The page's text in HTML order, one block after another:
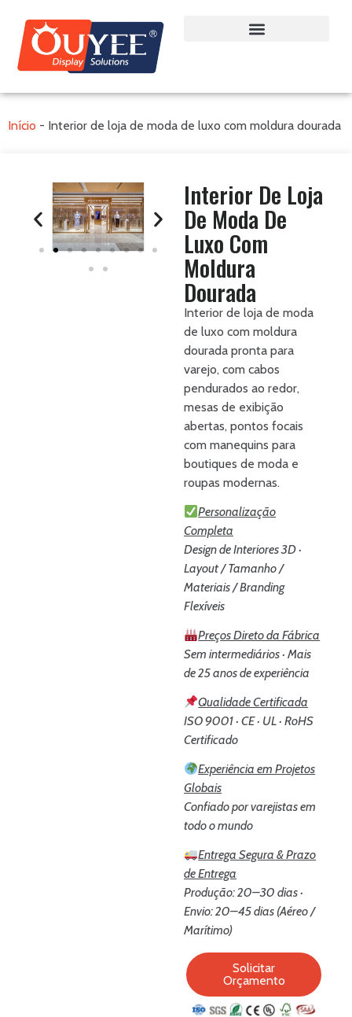
Início - Interior de loja de moda de luxo com moldura dourada
Interior De Loja
De Moda De
Luxo Com
Moldura
Dourada
Interior de loja de moda
de luxo com moldura
dourada pronta para
varejo, com cabos
pendurados ao redor,
mesas de exibição
abertas, pontos focais
com manequins para
boutiques de moda e
roupas modernas.
Personalização
Completa
Design de Interiores 3D ·
Layout / Tamanho /
Materiais / Branding
Flexíveis
Preços Direto da Fábrica
Sem intermediários · Mais
de 25 anos de experiência
Qualidade Certificada
ISO 9001 · CE · UL · RoHS
Certificado
Experiência em Projetos
Globais
Confiado por varejistas em
todo o mundo
Entrega Segura & Prazo
de Entrega
Produção: 20–30 dias ·
Envio: 20–45 dias (Aéreo /
Marítimo)
Solicitar
Orçamento